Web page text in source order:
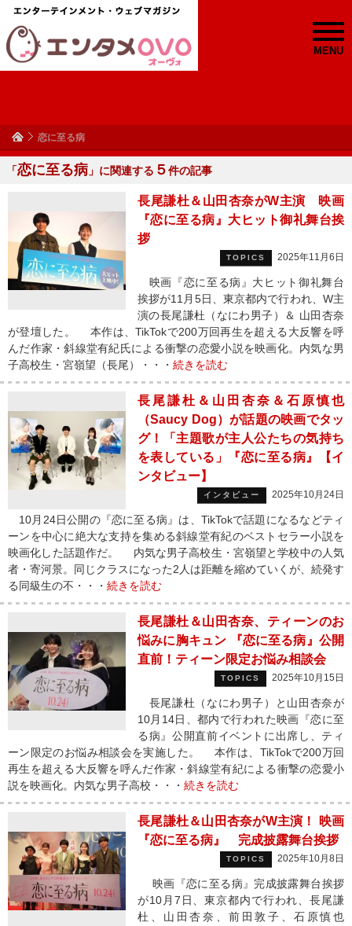
MENU
恋に至る病
「恋に至る病 」に関連する ５件の記事
長尾謙杜＆山田杏奈がW主演 映画
『恋に至る病』大ヒット御礼舞台挨
拶
TOPICS 2025年11月6日
映画『恋に至る病』大ヒット御礼舞台
挨拶が11月5日、東京都内で行われ、W主
演の長尾謙杜（なにわ男子）＆ 山田杏奈
が登壇した。 本作は、TikTokで200万回再生を超える大反響を呼
んだ作家・斜線堂有紀氏による衝撃の恋愛小説を映画化。内気な男
子高校生・宮嶺望（長尾）・・・ 続きを読む
長尾謙杜＆山田杏奈＆石原慎也
（Saucy Dog）が話題の映画でタッ
グ！「主題歌が主人公たちの気持ち
を表している」『恋に至る病』【イ
ンタビュー】
インタビュー 2025年10月24日
10月24日公開の『恋に至る病』は、TikTokで話題になるなどティ
ーンを中心に絶大な支持を集める斜線堂有紀のベストセラー小説を
映画化した話題作だ。 内気な男子高校生・宮嶺望と学校中の人気
者・寄河景。同じクラスになった2人は距離を縮めていくが、続発す
る同級生の不・・・ 続きを読む
長尾謙杜＆山田杏奈、ティーンのお
悩みに胸キュン 『恋に至る病』公開
直前！ティーン限定お悩み相談会
TOPICS 2025年10月15日
長尾謙杜（なにわ男子）と山田杏奈が
10月14日、都内で行われた映画『恋に至
る病』公開直前イベントに出席し、ティ
ーン限定のお悩み相談会を実施した。 本作は、TikTokで200万回
再生を超える大反響を呼んだ作家・斜線堂有紀による衝撃の恋愛小
説を映画化。内気な男子高校・・・ 続きを読む
長尾謙杜＆山田杏奈がW主演！ 映画
『恋に至る病』 完成披露舞台挨拶
TOPICS 2025年10月8日
映画『恋に至る病』完成披露舞台挨拶
が10月7日、東京都内で行われ、長尾謙
杜、山田杏奈、前田敦子、石原慎也